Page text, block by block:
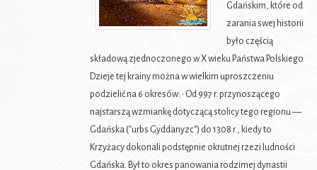
Gdańskim, które od
zarania swej historii
było częścią
składową zjednoczonego w X wieku Państwa Polskiego.
Dzieje tej krainy można w wielkim uproszczeniu
podzielić na 6 okresów: • Od 997 r. przynoszącego
najstarszą wzmiankę dotyczącą stolicy tego regionu —
Gdańska ("urbs Gyddanyzc") do 1308 r., kiedy to
Krzyżacy dokonali podstępnie okrutnej rzezi ludności
Gdańska. Był to okres panowania rodzimej dynastii